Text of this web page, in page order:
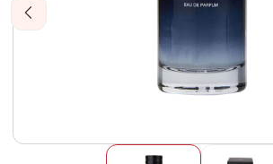
Previous